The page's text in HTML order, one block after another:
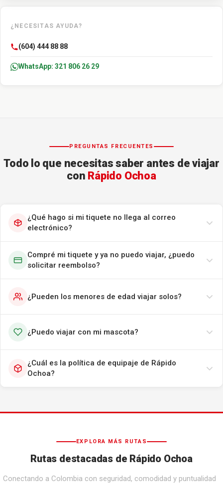
¿NECESITAS AYUDA?
(604) 444 88 88
WhatsApp: 321 806 26 29
PREGUNTAS FRECUENTES
Todo lo que necesitas saber antes de viajar
con Rápido Ochoa
¿Qué hago si mi tiquete no llega al correo
electrónico?
Compré mi tiquete y ya no puedo viajar, ¿puedo
solicitar reembolso?
¿Pueden los menores de edad viajar solos?
¿Puedo viajar con mi mascota?
¿Cuál es la política de equipaje de Rápido
Ochoa?
EXPLORA MÁS RUTAS
Rutas destacadas de Rápido Ochoa
Conectando a Colombia con seguridad, comodidad y puntualidad